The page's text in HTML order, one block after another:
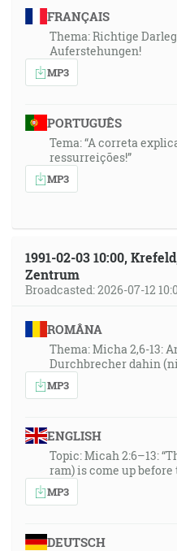
FRANÇAIS
Thema: Richtige
Auferstehungen!
MP3
PORTUGUÊS
Tema: “A correta
ressurreições!”
MP3
1991-02-03 10:00,
Zentrum
Broadcasted: 2026-07-12
ROMÂNA
Thema: Micha 2,6-13:
Durchbrecher dahin
MP3
ENGLISH
Topic: Micah 2:6–13:
ram) is come up before
MP3
DEUTSCH